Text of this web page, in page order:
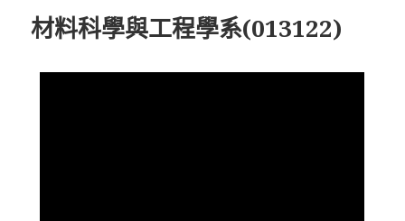
材料科學與工程學系(013122)